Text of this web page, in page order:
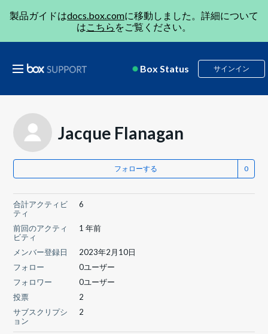
製品ガイドはdocs.box.comに移動しました。詳細について
はこちら をご覧ください。
Box Status サインイン
Jacque Flanagan
フォローする
合計アクティビ
ティ
6
前回のアクティ
ビティ
1 年前
メンバー登録日
2023年2月10日
フォロー
0ユーザー
フォロワー
0ユーザー
投票
2
サブスクリプシ
ョン
2